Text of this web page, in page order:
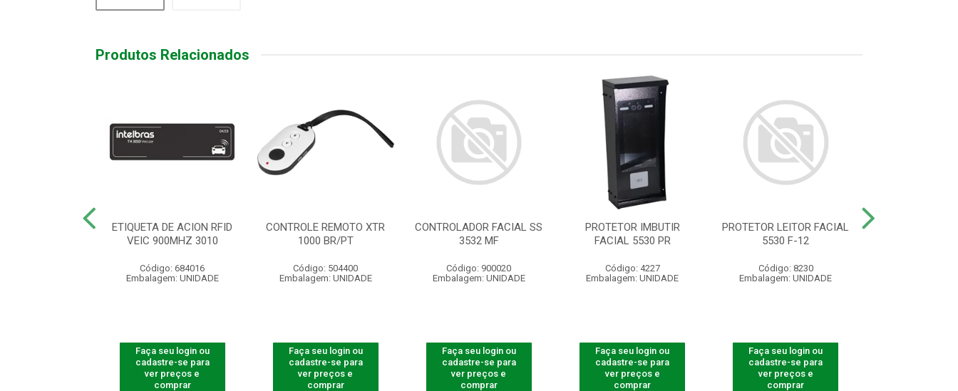
Produtos Relacionados
ETIQUETA DE ACION RFID
VEIC 900MHZ 3010
Código: 684016
Embalagem: UNIDADE
Faça seu login ou
cadastre-se para
ver preços e
comprar
CONTROLE REMOTO XTR
1000 BR/PT
Código: 504400
Embalagem: UNIDADE
Faça seu login ou
cadastre-se para
ver preços e
comprar
CONTROLADOR FACIAL SS
3532 MF
Código: 900020
Embalagem: UNIDADE
Faça seu login ou
cadastre-se para
ver preços e
comprar
PROTETOR IMBUTIR
FACIAL 5530 PR
Código: 4227
Embalagem: UNIDADE
Faça seu login ou
cadastre-se para
ver preços e
comprar
PROTETOR LEITOR FACIAL
5530 F-12
Código: 8230
Embalagem: UNIDADE
Faça seu login ou
cadastre-se para
ver preços e
comprar